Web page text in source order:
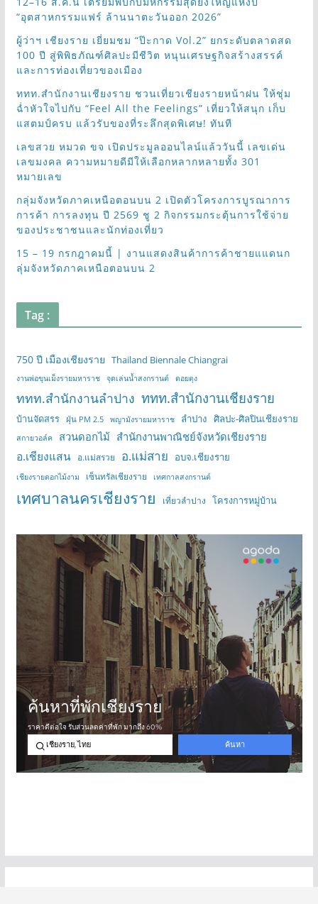
“อุตสาหกรรมแฟร์ ล้านนาตะวันออก 2026”
ผู้ว่าฯ เชียงราย เยี่ยมชม “ป๊ะกาด Vol.2” ยกระดับตลาดสด
100 ปี สู่พิพิธภัณฑ์ศิลปะมีชีวิต หนุนเศรษฐกิจสร้างสรรค์
และการท่องเที่ยวของเมือง
ททท.สำนักงานเชียงราย ชวนเที่ยวเชียงรายหน้าฝน ให้ชุ่ม
ฉ่ำหัวใจไปกับ “Feel All the Feelings” เที่ยวให้สนุก เก็บ
แสตมป์ครบ แล้วรับของที่ระลึกสุดพิเศษ! ทันที
เลขสวย หมวด ขจ เปิดประมูลออนไลน์แล้ววันนี้ เลขเด่น
เลขมงคล ความหมายดีมีให้เลือกหลากหลายทั้ง 301
หมายเลข
กลุ่มจังหวัดภาคเหนือตอนบน 2 เปิดตัวโครงการบูรณาการ
การค้า การลงทุน ปี 2569 ชู 2 กิจกรรมกระตุ้นการใช้จ่าย
ของประชาชนและนักท่องเที่ยว
15 – 19 กรกฎาคมนี้ | งานแสดงสินค้าการค้าชายแแดนก
ลุ่มจังหวัดภาคเหนือตอนบน 2
Tag :
750 ปี เมืองเชียงราย Thailand Biennale Chiangrai
งานพ่อขุนเม็งรายมหาราช จุดเล่นน้ำสงกรานต์ ดอยตุง
ททท.สำนักงานลำปาง ททท.สำนักงานเชียงราย
บ้านจัดสรร ฝุ่น PM 2.5 พญามังรายมหาราช ลำปาง ศิลปะ-ศิลปินเชียงราย
สกายวอล์ค สวนดอกไม้ สำนักงานพาณิชย์จังหวัดเชียงราย
อ.เชียงแสน อ.แม่สรวย อ.แม่สาย อบจ.เชียงราย
เชียงรายดอกไม้งาม เซ็นทรัลเชียงราย เทศกาลสงกรานต์
เทศบาลนครเชียงราย เที่ยวลำปาง โครงการหมู่บ้าน